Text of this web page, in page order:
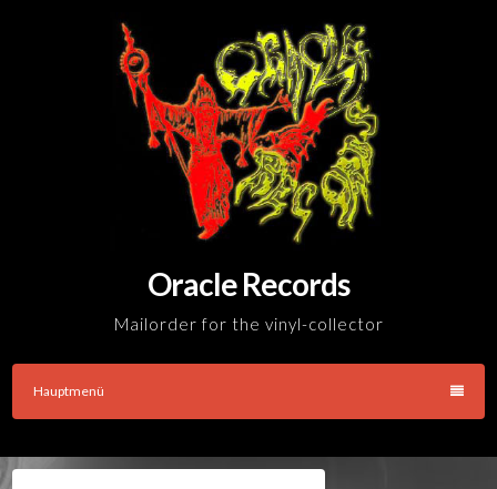
Oracle Records
Mailorder for the vinyl-collector
Hauptmenü